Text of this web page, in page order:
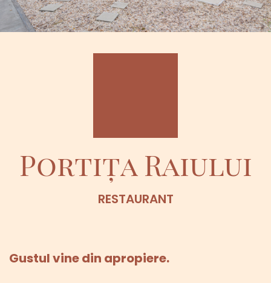
Portița Raiului
RESTAURANT
Gustul vine din apropiere.